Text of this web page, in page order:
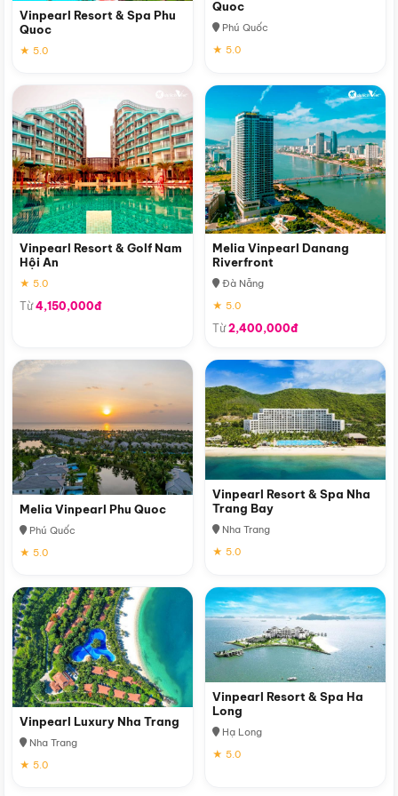
Vinpearl Resort & Spa Phu
Quoc
★ 5.0
Quoc
Phú Quốc
★ 5.0
Vinpearl Resort & Golf Nam
Hội An
★ 5.0
Từ4,150,000đ
Melia Vinpearl Danang
Riverfront
Đà Nẵng
★ 5.0
Từ2,400,000đ
Melia Vinpearl Phu Quoc
Phú Quốc
★ 5.0
Vinpearl Resort & Spa Nha
Trang Bay
Nha Trang
★ 5.0
Vinpearl Luxury Nha Trang
Nha Trang
★ 5.0
Vinpearl Resort & Spa Ha
Long
Hạ Long
★ 5.0